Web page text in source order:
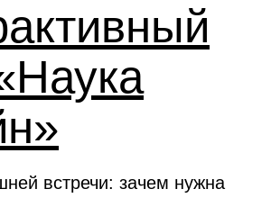
встречи: зачем нужна